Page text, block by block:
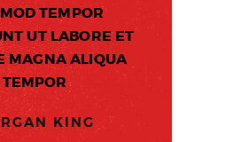
TEMPOR
UT LABORE ET
MAGNA ALIQUA
TEMPOR
KING